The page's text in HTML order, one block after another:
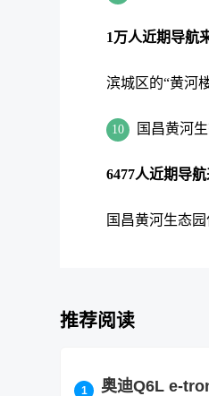
1万人近期导航
滨城区的“黄河
10 国昌黄河
6477人近期导
国昌黄河生态
推荐阅读
奥迪Q6L e-